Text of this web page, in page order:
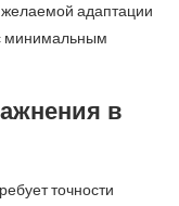
желаемой адаптации
минимальным
в
точности